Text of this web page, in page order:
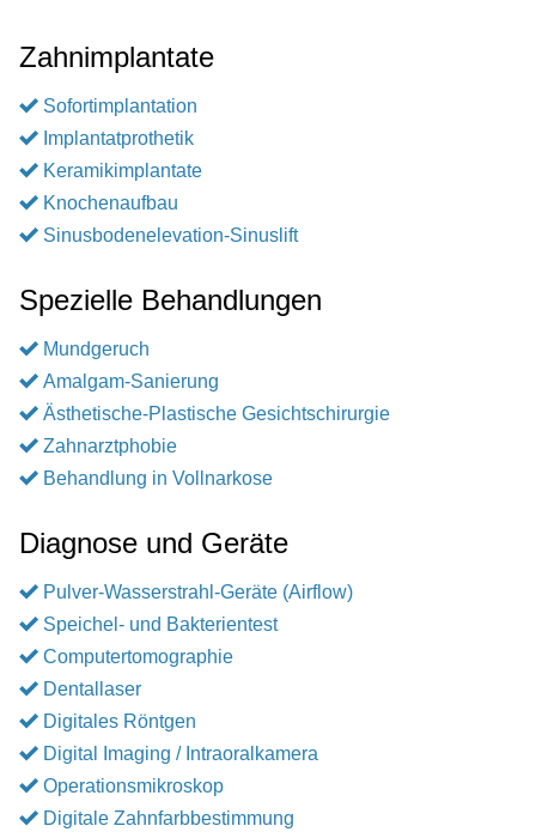
Zahnimplantate
Sofortimplantation
Implantatprothetik
Keramikimplantate
Knochenaufbau
Sinusbodenelevation-Sinuslift
Spezielle Behandlungen
Mundgeruch
Amalgam-Sanierung
Ästhetische-Plastische Gesichtschirurgie
Zahnarztphobie
Behandlung in Vollnarkose
Diagnose und Geräte
Pulver-Wasserstrahl-Geräte (Airflow)
Speichel- und Bakterientest
Computertomographie
Dentallaser
Digitales Röntgen
Digital Imaging / Intraoralkamera
Operationsmikroskop
Digitale Zahnfarbbestimmung